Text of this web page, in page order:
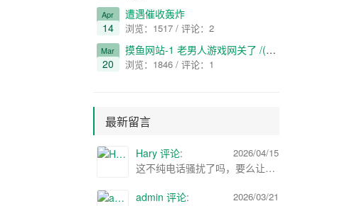
Apr
14
遭遇催收轰炸
浏览：1517 / 评论：2
Mar
20
摸鱼网站-1 老男人游戏网关了 /(ㄒoㄒ)/~~
浏览：1846 / 评论：1
最新留言
Hary 评论: 2026/04/15
这不纯电话骚扰了吗，要么让那个员工处理，要么报警处理
admin 评论: 2026/03/21